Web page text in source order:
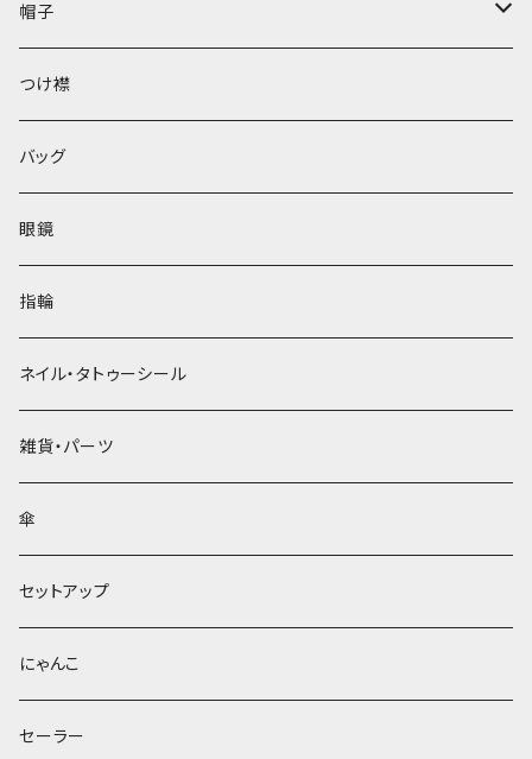
帽子
ベレー帽
つけ襟
バッグ
眼鏡
指輪
ネイル・タトゥーシール
雑貨・パーツ
傘
セットアップ
にゃんこ
セーラー